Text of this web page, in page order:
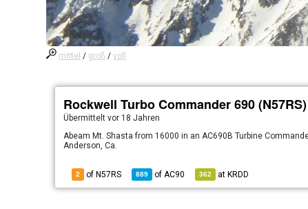
mittel / groß /voll
Rockwell Turbo Commander 690 (N57RS)
Übermitteltvor 18 Jahren
Abeam Mt. Shasta from 16000 in an AC690B Turbine
Anderson, Ca.
2 of N57RS 889 ofAC90 362 at KRDD